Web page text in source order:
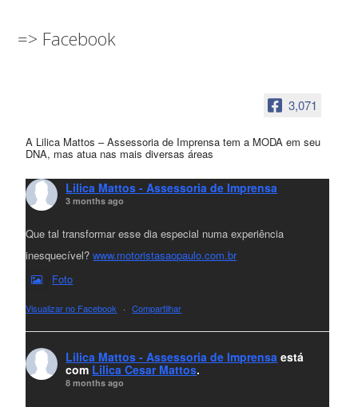
=> Facebook
3,071
A Lilica Mattos – Assessoria de Imprensa tem a MODA em seu
DNA, mas atua nas mais diversas áreas
Lilica Mattos - Assessoria de Imprensa
3 months ago
Que tal transformar esse dia especial numa experiência
inesquecível?www.motoristasaopaulo.com.br
Foto
Visualizar no Facebook · Compartilhar
Lilica Mattos - Assessoria de Imprensa está
com Lilica Cesar Mattos.
8 months ago